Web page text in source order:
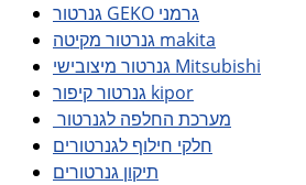
גנרטור GEKO גרמני
גנרטור מקיטה makita
גנרטור מיצובישי Mitsubishi
גנרטור קיפור kipor
מערכת החלפה לגנרטור
חלקי חילוף לגנרטורים
תיקון גנרטורים